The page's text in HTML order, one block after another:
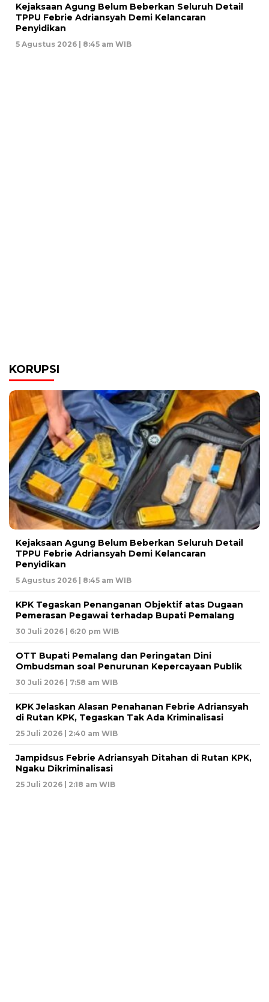
Kejaksaan Agung Belum Beberkan Seluruh Detail
TPPU Febrie Adriansyah Demi Kelancaran
Penyidikan
5 Agustus 2026 | 8:45 am WIB
KORUPSI
Kejaksaan Agung Belum Beberkan Seluruh Detail
TPPU Febrie Adriansyah Demi Kelancaran
Penyidikan
5 Agustus 2026 | 8:45 am WIB
KPK Tegaskan Penanganan Objektif atas Dugaan
Pemerasan Pegawai terhadap Bupati Pemalang
30 Juli 2026 | 6:20 pm WIB
OTT Bupati Pemalang dan Peringatan Dini
Ombudsman soal Penurunan Kepercayaan Publik
30 Juli 2026 | 7:58 am WIB
KPK Jelaskan Alasan Penahanan Febrie Adriansyah
di Rutan KPK, Tegaskan Tak Ada Kriminalisasi
25 Juli 2026 | 2:40 am WIB
Jampidsus Febrie Adriansyah Ditahan di Rutan KPK,
Ngaku Dikriminalisasi
25 Juli 2026 | 2:18 am WIB